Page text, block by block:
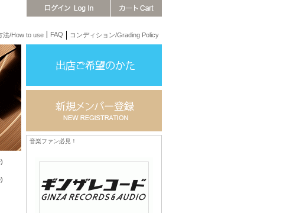
法/How to use FAQ コンディション/Grading Policy
音楽ファン必見！